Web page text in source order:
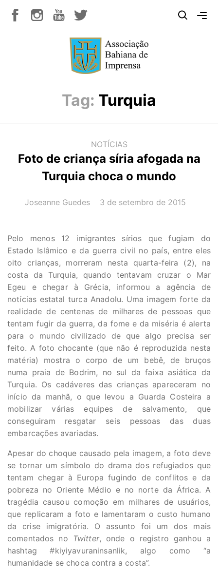
Tag: Turquia
NOTÍCIAS
Foto de criança síria afogada na
Turquia choca o mundo
AUTOR(A):
Joseanne Guedes DATA:
3 de setembro de 2015
Pelo menos 12 imigrantes sírios que fugiam do
Estado Islâmico e da guerra civil no país, entre eles
oito crianças, morreram nesta quarta-feira (2), na
costa da Turquia, quando tentavam cruzar o Mar
Egeu e chegar à Grécia, informou a agência de
notícias estatal turca Anadolu. Uma imagem forte da
realidade de centenas de milhares de pessoas que
tentam fugir da guerra, da fome e da miséria é alerta
para o mundo civilizado de que algo precisa ser
feito. A foto chocante (que não é reproduzida nesta
matéria) mostra o corpo de um bebê, de bruços
numa praia de Bodrim, no sul da faixa asiática da
Turquia. Os cadáveres das crianças apareceram no
início da manhã, o que levou a Guarda Costeira a
mobilizar várias equipes de salvamento, que
conseguiram resgatar seis pessoas das duas
embarcações avariadas.
Apesar do choque causado pela imagem, a foto deve
se tornar um símbolo do drama dos refugiados que
tentam chegar à Europa fugindo de conflitos e da
pobreza no Oriente Médio e no norte da África. A
tragédia causou comoção em milhares de usuários,
que replicaram a foto e lamentaram o custo humano
da crise imigratória. O assunto foi um dos mais
comentados no
Twitter, onde o registro ganhou a
hashtag #kiyiyavuraninsanlik, algo como “a
humanidade se choca contra a costa”.